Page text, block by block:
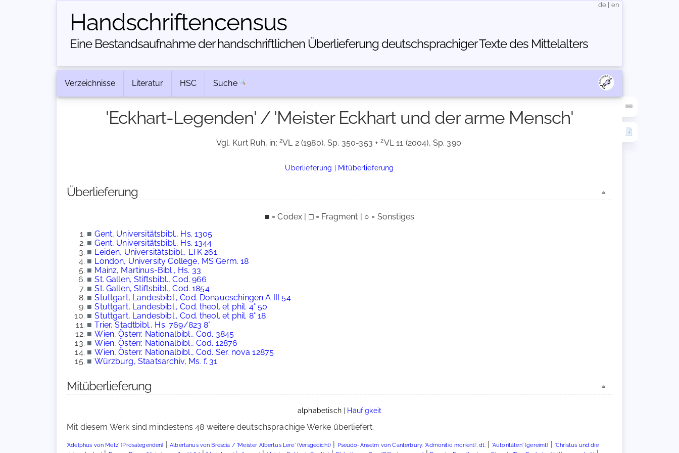
Handschriften­census
Eine Bestandsaufnahme der handschriftlichen Über­lieferung deutschsprachiger Texte des Mittelalters
de en
Verzeichnisse Literatur HSC Suche
'Eckhart-Legenden' / 'Meister Eckhart und der arme Mensch'
Vgl. Kurt Ruh, in: 2VL 2 (1980), Sp. 350-353 +2VL 11 (2004), Sp. 390.
Überlieferung | Mitüberlieferung
Überlieferung
■ = Codex | □ = Fragment | ○ = Sonstiges
■ Gent, Universitätsbibl., Hs. 1305
■ Gent, Universitätsbibl., Hs. 1344
■ Leiden, Universitätsbibl., LTK 261
■ London, University College, MS Germ. 18
■ Mainz, Martinus-Bibl., Hs. 33
■ St. Gallen, Stiftsbibl., Cod. 966
■ St. Gallen, Stiftsbibl., Cod. 1854
■ Stuttgart, Landesbibl., Cod. Donaueschingen A III 54
■ Stuttgart, Landesbibl., Cod. theol. et phil. 4° 50
■ Stuttgart, Landesbibl., Cod. theol. et phil. 8° 18
■ Trier, Stadtbibl., Hs. 769/823 8°
■ Wien, Österr. Nationalbibl., Cod. 3845
■ Wien, Österr. Nationalbibl., Cod. 12876
■ Wien, Österr. Nationalbibl., Cod. Ser. nova 12875
■ Würzburg, Staatsarchiv, Ms. f. 31
Mitüberlieferung
alphabetisch| Häufigkeit
Mit diesem Werk sind mindestens 48 weitere deutschsprachige Werke überliefert.
'Adelphus von Metz' (Prosalegenden) |Albertanus von Brescia / 'Meister Albertus Lere' (Versgedicht) | Pseudo-Anselm von Canterbury: 'Admonitio morienti', dt. | 'Autoritäten' (gereimt) | 'Christus und die